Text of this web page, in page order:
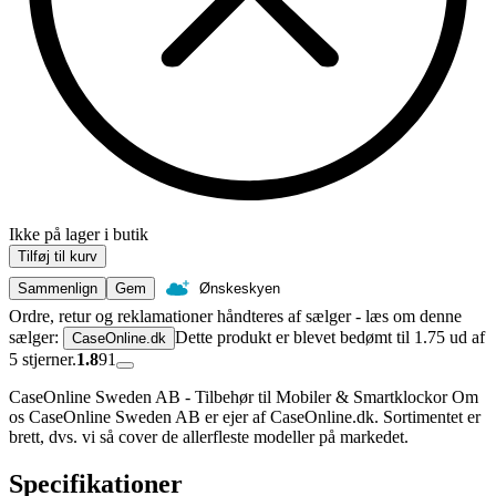
Ikke på lager i butik
Tilføj til kurv
Sammenlign
Gem Ønskeskyen
Ordre, retur og reklamationer håndteres af sælger - læs om denne
sælger:
CaseOnline.dk Dette produkt er blevet bedømt til 1.75 ud af
5 stjerner.1.891
CaseOnline Sweden AB - Tilbehør til Mobiler & Smartklockor Om
os CaseOnline Sweden AB er ejer af CaseOnline.dk. Sortimentet er
brett, dvs. vi så cover de allerfleste modeller på markedet.
Specifikationer